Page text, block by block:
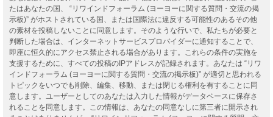
たはあなたの国、 “リワインドフォーラム (ヨーヨーに関する質問・交流の掲
示板)” がホストされている国、または国際法に違反する可能性のあるその他
の素材を投稿しないことに同意します。そのような行いで、私たちが必要と
判断した場合は、インターネットサービスプロバイダーに通知することで、
即座に恒久的にアクセス禁止される場合があります。これらの条件の実施を
支援するために、すべての投稿のIPアドレスが記録されます。あなたは “リワ
インドフォーラム (ヨーヨーに関する質問・交流の掲示板)” が適切と思われる
トピックをいつでも削除、編集、移動、または閉じる権利を有することに同
意します。ユーザーとしてのあなたは入力した情報がデータベースに保存さ
れることを同意します。この情報は、あなたの同意なしに第三者に開示され